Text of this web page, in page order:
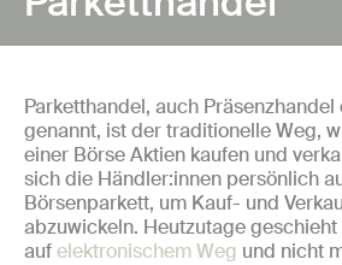
Parketthandel, auch
genannt, ist der traditionelle Weg,
einer Börse Aktien kaufen und
sich die Händler:innen persönlich
Börsenparkett, um Kauf- und
abzuwickeln. Heutzutage
aufelektronischem Weg und nicht